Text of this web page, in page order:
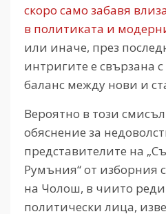
скоро само забавя
в политиката и
или иначе, през
интригите е свързана
баланс между нови и
Вероятно в този
обяснение за
представителите на
Румъния“ от изборния
на Чолош, в чиито
политически лица,